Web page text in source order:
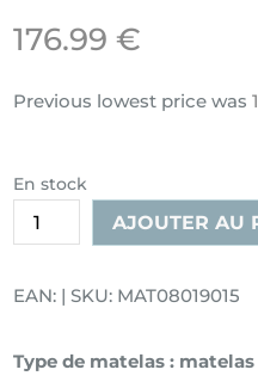
176.99 €
Previous lowest price was
En stock
quantité
de
Koko
mousse
AJOUTER AU
EAN: | SKU: MAT08019015
Type de matelas :